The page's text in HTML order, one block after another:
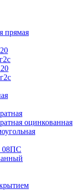
прямая
оцинкованная
08ПС